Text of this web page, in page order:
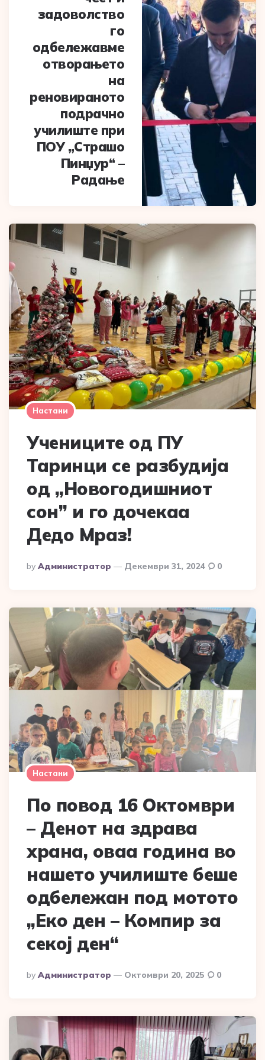
задоволство
го
одбележавме
отворањето
на
реновираното
подрачно
училиште при
ПОУ „Страшо
Пинџур“ –
Радање
Настани
Учениците од ПУ
Таринци се разбудија
од ,,Новогодишниот
сон” и го дочекаа
Дедо Мраз!
Posted
By
By Администратор Декември 31, 2024 0
Настани
По повод 16 Октомври
– Денот на здрава
храна, оваа година во
нашето училиште беше
одбележан под мотото
„Еко ден – Компир за
секој ден“
Posted
By
By Администратор Октомври 20, 2025 0